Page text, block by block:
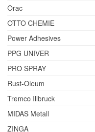
Orac
OTTO CHEMIE
Power Adhesives
PPG UNIVER
PRO SPRAY
Rust-Oleum
Tremco Illbruck
MIDAS Metall
ZINGA